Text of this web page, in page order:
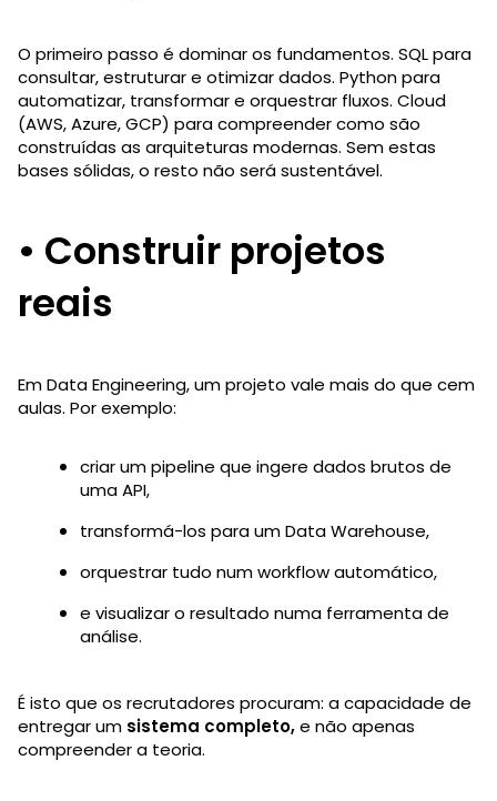
O primeiro passo é dominar os fundamentos. SQL para
consultar, estruturar e otimizar dados. Python para
automatizar, transformar e orquestrar fluxos. Cloud
(AWS, Azure, GCP) para compreender como são
construídas as arquiteturas modernas. Sem estas
bases sólidas, o resto não será sustentável.
• Construir projetos
reais
Em Data Engineering, um projeto vale mais do que cem
aulas. Por exemplo:
criar um pipeline que ingere dados brutos de
uma API,
transformá-los para um Data Warehouse,
orquestrar tudo num workflow automático,
e visualizar o resultado numa ferramenta de
análise.
É isto que os recrutadores procuram: a capacidade de
entregar um sistema completo,e não apenas
compreender a teoria.